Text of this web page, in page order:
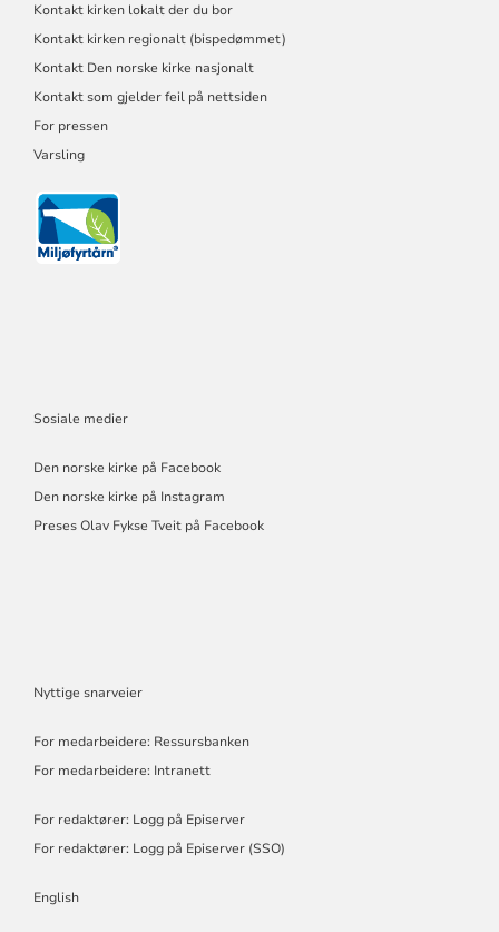
Kontakt kirken lokalt der du bor
Kontakt kirken regionalt (bispedømmet)
Kontakt Den norske kirke nasjonalt
Kontakt som gjelder feil på nettsiden
For pressen
Varsling
Sosiale medier
Den norske kirke på Facebook
Den norske kirke på Instagram
Preses Olav Fykse Tveit på Facebook
Nyttige snarveier
For medarbeidere: Ressursbanken
For medarbeidere: Intranett
For redaktører: Logg på Episerver
For redaktører: Logg på Episerver (SSO)
English